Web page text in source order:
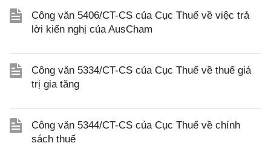
Công văn 5406/CT-CS của Cục Thuế về việc trả
lời kiến nghị của AusCham
Công văn 5334/CT-CS của Cục Thuế về thuế giá
trị gia tăng
Công văn 5344/CT-CS của Cục Thuế về chính
sách thuế